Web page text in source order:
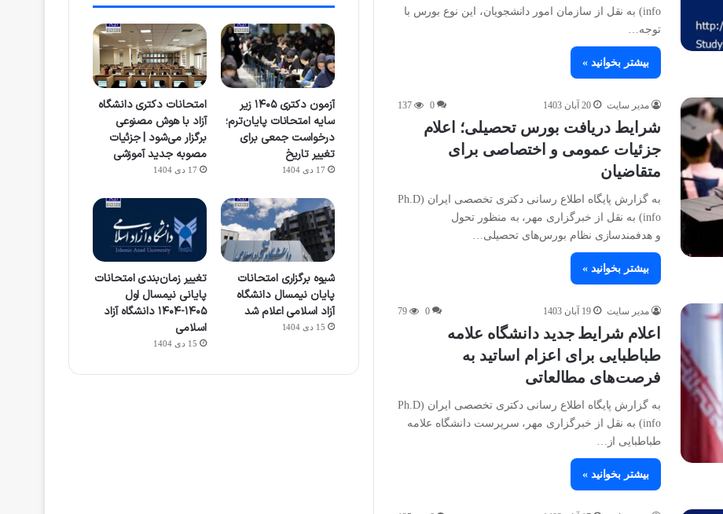
info) به نقل از سازمان امور دانشجویان، این نوع بورس با
توجه…
بیشتر بخوانید »
مدیر سایت 20 آبان 1403 0
137
شرایط دریافت بورس تحصیلی؛ اعلام
جزئیات عمومی و اختصاصی برای
متقاضیان
به گزارش پایگاه اطلاع رسانی دکتری تخصصی ایران (Ph.D
info) به نقل از خبرگزاری مهر، به منظور تحول
و هدفمندسازی نظام بورس‌های تحصیلی…
بیشتر بخوانید »
مدیر سایت 19 آبان 1403 0
79
اعلام شرایط جدید دانشگاه علامه
طباطبایی برای اعزام اساتید به
فرصت‌های مطالعاتی
به گزارش پایگاه اطلاع رسانی دکتری تخصصی ایران (Ph.D
info) به نقل از خبرگزاری مهر، سرپرست دانشگاه علامه
طباطبایی از…
بیشتر بخوانید »
آزمون دکتری ۱۴۰۵ زیر
سایه امتحانات پایان‌ترم؛
درخواست جمعی برای
تغییر تاریخ
17 دی 1404
امتحانات دکتری دانشگاه
آزاد با هوش مصنوعی
برگزار می‌شود | جزئیات
مصوبه جدید آموزشی
17 دی 1404
شیوه برگزاری امتحانات
پایان نیمسال دانشگاه
آزاد اسلامی اعلام شد
15 دی 1404
تغییر زمان‌بندی امتحانات
پایانی نیمسال اول
۱۴۰۵-۱۴۰۴ دانشگاه آزاد
اسلامی
15 دی 1404